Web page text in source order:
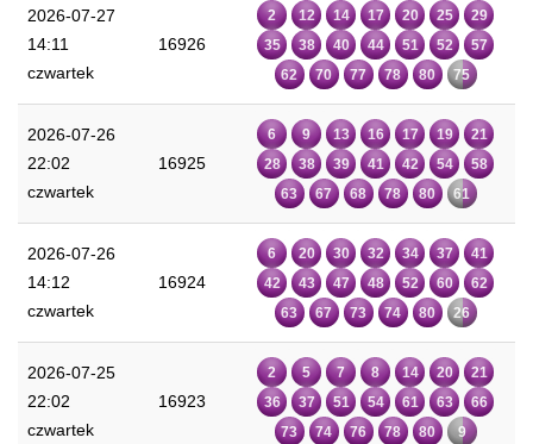
2026-07-27
14:11
czwartek
16926
2 12 14 17 20 25
29
35
38 40 44 51 52
57
62
70 77 78 80 75
2026-07-26
22:02
czwartek
16925
6 9 13 16 17 19
21
28
38 39 41 42 54
58
63
67 68 78 80 61
2026-07-26
14:12
czwartek
16924
6 20 30 32 34 37
41
42
43 47 48 52 60
62
63
67 73 74 80 26
2026-07-25
22:02
czwartek
16923
2 5 7 8 14 20
21
36
37 51 54 61 63
66
73
74 76 78 80 9